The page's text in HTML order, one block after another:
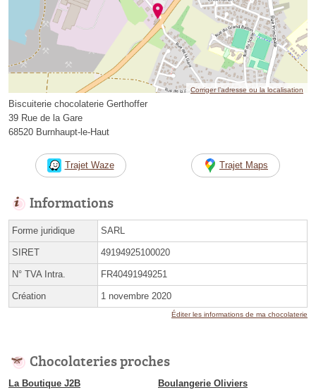
Corriger l’adresse ou la localisation
Biscuiterie chocolaterie Gerthoffer
39 Rue de la Gare
68520 Burnhaupt-le-Haut
Trajet Waze Trajet Maps
Informations
Forme juridique SARL
SIRET 49194925100020
N° TVA Intra. FR40491949251
Création 1 novembre 2020
Éditer les informations de ma chocolaterie
Chocolateries proches
La Boutique J2B
Boulangerie Oliviers